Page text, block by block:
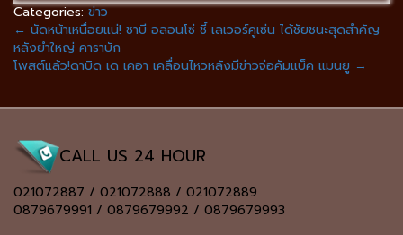
Categories:ข่าว
← นัดหน้าเหนื่อยแน่! ชาบี อลอนโซ่ ชี้ เลเวอร์คูเซ่น ได้ชัยชนะสุดสำคัญ
หลังยำใหญ่ คาราบัก
โพสต์แล้ว!ดาบิด เด เคอา เคลื่อนไหวหลังมีข่าวจ่อคัมแบ็ค แมนยู →
CALL US 24 HOUR
021072887 / 021072888 / 021072889
0879679991 / 0879679992 / 0879679993